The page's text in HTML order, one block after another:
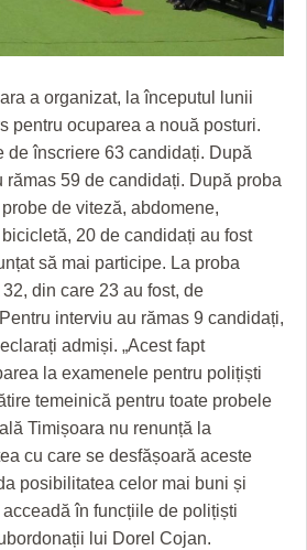
DIN TIMIŞ
a organizat, la începutul lunii
pentru ocuparea a nouă posturi.
de înscriere 63 candidați. După
rămas 59 de candidați. După proba
de viteză, abdomene,
20 de candidați au fost
să mai participe. La proba
din care 23 au fost, de
interviu au rămas 9 candidați,
admiși. „Acest fapt
la examenele pentru polițiști
temeinică pentru toate probele
Timișoara nu renunță la
cu care se desfășoară aceste
posibilitatea celor mai buni și
în funcțiile de polițiști
lui Dorel Cojan.